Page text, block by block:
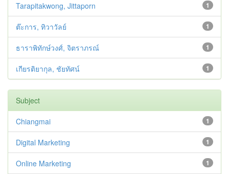
1
Tarapitakwong, Jittaporn
1
ต๊ะการ, ทิวาวัลย์
1
ธาราพิทักษ์วงศ์, จิตราภรณ์
1
เกียรติยากุล, ชัยทัศน์
Subject
1
Chiangmai
1
Digital Marketing
1
Online Marketing